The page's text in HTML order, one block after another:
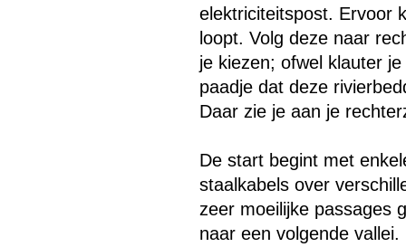
elektriciteitspost. Ervoor
loopt. Volg deze naar
je kiezen; ofwel klauter
paadje dat deze
Daar zie je aan je
De start begint met
staalkabels over
zeer moeilijke passages
naar een volgende